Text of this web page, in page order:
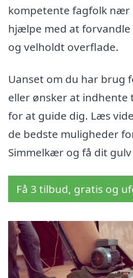
kompetente fagfolk nær
hjælpe med at
og velholdt overflade.
Uanset om du har brug
eller ønsker at indhente
for at guide dig. Læs
de bedste muligheder
Simmelkær og få dit
Få 3 tilbud, gratis og